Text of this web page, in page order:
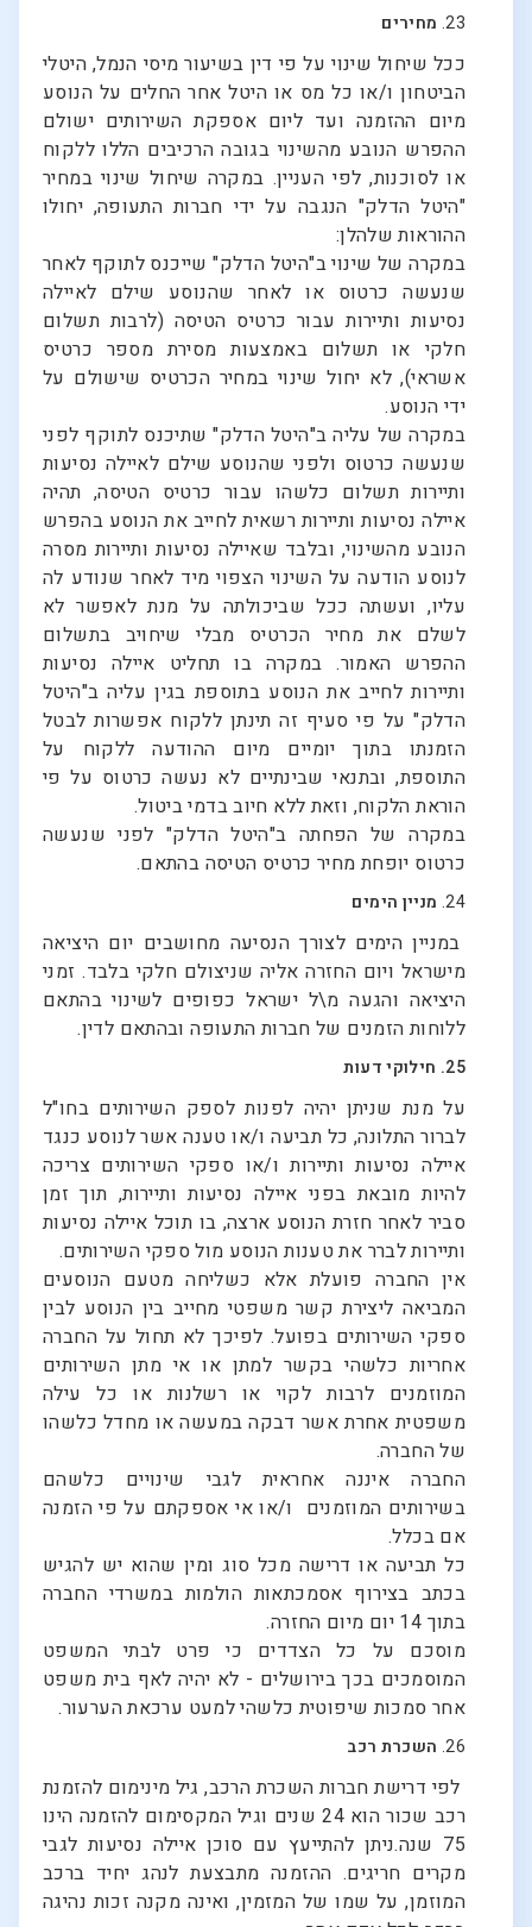
23. מחירים
ככל שיחול שינוי על פי דין בשיעור מיסי הנמל, היטלי
הביטחון ו/או כל מס או היטל אחר החלים על הנוסע
מיום ההזמנה ועד ליום אספקת השירותים ישולם
ההפרש הנובע מהשינוי בגובה הרכיבים הללו ללקוח
או לסוכנות, לפי העניין. במקרה שיחול שינוי במחיר
"היטל הדלק" הנגבה על ידי חברות התעופה, יחולו
ההוראות שלהלן:
במקרה של שינוי ב"היטל הדלק" שייכנס לתוקף לאחר
שנעשה כרטוס או לאחר שהנוסע שילם לאיילה
נסיעות ותיירות עבור כרטיס הטיסה (לרבות תשלום
חלקי או תשלום באמצעות מסירת מספר כרטיס
אשראי), לא יחול שינוי במחיר הכרטיס שישולם על
ידי הנוסע.
במקרה של עליה ב"היטל הדלק" שתיכנס לתוקף לפני
שנעשה כרטוס ולפני שהנוסע שילם לאיילה נסיעות
ותיירות תשלום כלשהו עבור כרטיס הטיסה, תהיה
איילה נסיעות ותיירות רשאית לחייב את הנוסע בהפרש
הנובע מהשינוי, ובלבד שאיילה נסיעות ותיירות מסרה
לנוסע הודעה על השינוי הצפוי מיד לאחר שנודע לה
עליו, ועשתה ככל שביכולתה על מנת לאפשר לא
לשלם את מחיר הכרטיס מבלי שיחויב בתשלום
ההפרש האמור. במקרה בו תחליט איילה נסיעות
ותיירות לחייב את הנוסע בתוספת בגין עליה ב"היטל
הדלק" על פי סעיף זה תינתן ללקוח אפשרות לבטל
הזמנתו בתוך יומיים מיום ההודעה ללקוח על
התוספת, ובתנאי שבינתיים לא נעשה כרטוס על פי
הוראת הלקוח, וזאת ללא חיוב בדמי ביטול.
במקרה של הפחתה ב"היטל הדלק" לפני שנעשה
כרטוס יופחת מחיר כרטיס הטיסה בהתאם.
24. מניין הימים
במניין הימים לצורך הנסיעה מחושבים יום היציאה
מישראל ויום החזרה אליה שניצולם חלקי בלבד. זמני
היציאה והגעה מ\ל ישראל כפופים לשינוי בהתאם
ללוחות הזמנים של חברות התעופה ובהתאם לדין.
25. חילוקי דעות
על מנת שניתן יהיה לפנות לספק השירותים בחו"ל
לברור התלונה, כל תביעה ו/או טענה אשר לנוסע כנגד
איילה נסיעות ותיירות ו/או ספקי השירותים צריכה
להיות מובאת בפני איילה נסיעות ותיירות, תוך זמן
סביר לאחר חזרת הנוסע ארצה, בו תוכל איילה נסיעות
ותיירות לברר את טענות הנוסע מול ספקי השירותים.
אין החברה פועלת אלא כשליחה מטעם הנוסעים
המביאה ליצירת קשר משפטי מחייב בין הנוסע לבין
ספקי השירותים בפועל. לפיכך לא תחול על החברה
אחריות כלשהי בקשר למתן או אי מתן השירותים
המוזמנים לרבות לקוי או רשלנות או כל עילה
משפטית אחרת אשר דבקה במעשה או מחדל כלשהו
של החברה.
החברה איננה אחראית לגבי שינויים כלשהם
בשירותים המוזמנים ו/או אי אספקתם על פי הזמנה
אם בכלל.
כל תביעה או דרישה מכל סוג ומין שהוא יש להגיש
בכתב בצירוף אסמכתאות הולמות במשרדי החברה
בתוך 14 יום מיום החזרה.
מוסכם על כל הצדדים כי פרט לבתי המשפט
המוסמכים בכך בירושלים - לא יהיה לאף בית משפט
אחר סמכות שיפוטית כלשהי למעט ערכאת הערעור.
26. השכרת רכב
לפי דרישת חברות השכרת הרכב, גיל מינימום להזמנת
רכב שכור הוא 24 שנים וגיל המקסימום להזמנה הינו
75 שנה.ניתן להתייעץ עם סוכן איילה נסיעות לגבי
מקרים חריגים. ההזמנה מתבצעת לנהג יחיד ברכב
המוזמן, על שמו של המזמין, ואינה מקנה זכות נהיגה